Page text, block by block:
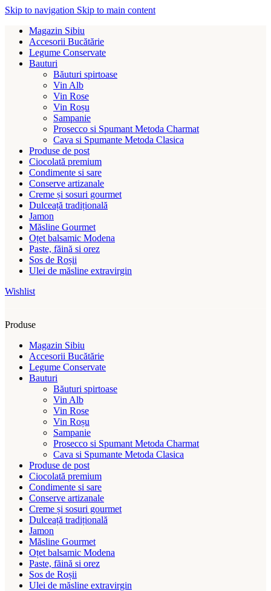
Skip to navigation Skip to main content
Magazin Sibiu
Accesorii Bucătărie
Legume Conservate
Bauturi
Băuturi spirtoase
Vin Alb
Vin Rose
Vin Roșu
Sampanie
Prosecco si Spumant Metoda Charmat
Cava si Spumante Metoda Clasica
Produse de post
Ciocolată premium
Condimente si sare
Conserve artizanale
Creme și sosuri gourmet
Dulceață tradițională
Jamon
Măsline Gourmet
Oțet balsamic Modena
Paste, făină si orez
Sos de Roșii
Ulei de măsline extravirgin
Wishlist
Produse
Magazin Sibiu
Accesorii Bucătărie
Legume Conservate
Bauturi
Băuturi spirtoase
Vin Alb
Vin Rose
Vin Roșu
Sampanie
Prosecco si Spumant Metoda Charmat
Cava si Spumante Metoda Clasica
Produse de post
Ciocolată premium
Condimente si sare
Conserve artizanale
Creme și sosuri gourmet
Dulceață tradițională
Jamon
Măsline Gourmet
Oțet balsamic Modena
Paste, făină si orez
Sos de Roșii
Ulei de măsline extravirgin